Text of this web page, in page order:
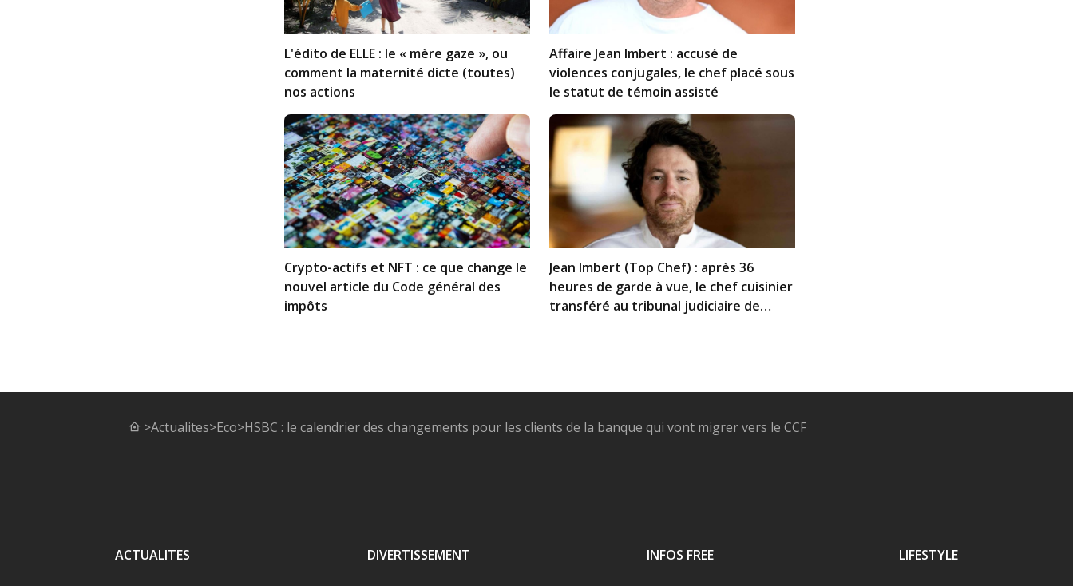
L'édito de ELLE : le « mère gaze », ou
comment la maternité dicte (toutes)
nos actions
Affaire Jean Imbert : accusé de
violences conjugales, le chef placé sous
le statut de témoin assisté
Crypto-actifs et NFT : ce que change le
nouvel article du Code général des
impôts
Jean Imbert (Top Chef) : après 36
heures de garde à vue, le chef cuisinier
transféré au tribunal judiciaire de
>Actualites>Eco>HSBC : le calendrier des changements pour les clients de la banque qui vont migrer vers le CCF
ACTUALITES DIVERTISSEMENT INFOS FREE LIFESTYLE